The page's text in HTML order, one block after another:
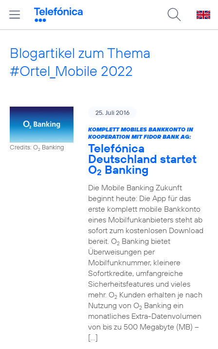
Blogartikel zum Thema
#Ortel_Mobile 2022
Credits: O2 Banking
25. Juli 2016
KOMPLETT MOBILES BANKKONTO IN
KOOPERATION MIT FIDOR BANK AG:
Telefónica
Deutschland startet
O2 Banking
Die Mobile Banking Zukunft
beginnt heute: Die App für das
erste komplett mobile Bankkonto
eines Mobilfunkanbieters steht ab
sofort zum kostenlosen Download
bereit. O2Banking bietet
Überweisungen per
Mobilfunknummer, kleinere
Sofortkredite, umfangreiche
Sicherheitsfeatures und vieles
mehr. O2Kunden erhalten je nach
Nutzung von O2Banking ein
monatliches Extra-Datenvolumen
von bis zu 500 Megabyte (MB) –
[…]